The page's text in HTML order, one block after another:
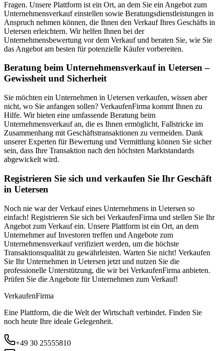
Fragen. Unsere Plattform ist ein Ort, an dem Sie ein Angebot zum
Unternehmensverkauf einstellen sowie Beratungsdienstleistungen in
Anspruch nehmen können, die Ihnen den Verkauf Ihres Geschäfts in
Uetersen erleichtern. Wir helfen Ihnen bei der
Unternehmensbewertung vor dem Verkauf und beraten Sie, wie Sie
das Angebot am besten für potenzielle Käufer vorbereiten.
Beratung beim Unternehmensverkauf in Uetersen –
Gewissheit und Sicherheit
Sie möchten ein Unternehmen in Uetersen verkaufen, wissen aber
nicht, wo Sie anfangen sollen? VerkaufenFirma kommt Ihnen zu
Hilfe. Wir bieten eine umfassende Beratung beim
Unternehmensverkauf an, die es Ihnen ermöglicht, Fallstricke im
Zusammenhang mit Geschäftstransaktionen zu vermeiden. Dank
unserer Experten für Bewertung und Vermittlung können Sie sicher
sein, dass Ihre Transaktion nach den höchsten Marktstandards
abgewickelt wird.
Registrieren Sie sich und verkaufen Sie Ihr Geschäft
in Uetersen
Noch nie war der Verkauf eines Unternehmens in Uetersen so
einfach! Registrieren Sie sich bei VerkaufenFirma und stellen Sie Ihr
Angebot zum Verkauf ein. Unsere Plattform ist ein Ort, an dem
Unternehmer auf Investoren treffen und Angebote zum
Unternehmensverkauf verifiziert werden, um die höchste
Transaktionsqualität zu gewährleisten. Warten Sie nicht! Verkaufen
Sie Ihr Unternehmen in Uetersen jetzt und nutzen Sie die
professionelle Unterstützung, die wir bei VerkaufenFirma anbieten.
Prüfen Sie die Angebote für Unternehmen zum Verkauf!
VerkaufenFirma
Eine Plattform, die die Welt der Wirtschaft verbindet. Finden Sie
noch heute Ihre ideale Gelegenheit.
+49 30 25555810